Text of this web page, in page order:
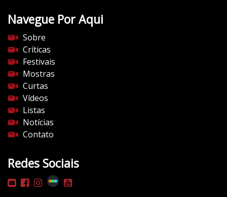
Navegue Por Aqui
Sobre
Críticas
Festivais
Mostras
Curtas
Vídeos
Listas
Notícias
Contato
Redes Sociais